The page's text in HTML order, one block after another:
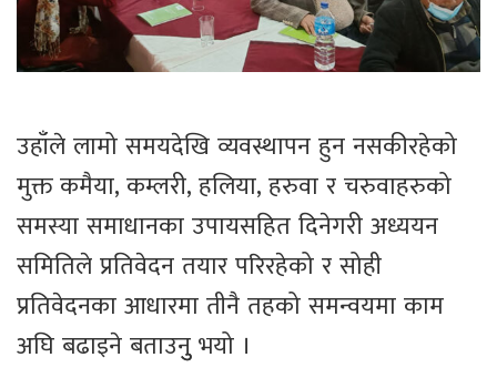
उहाँले लामो समयदेखि व्यवस्थापन हुन नसकीरहेको
मुक्त कमैया, कम्लरी, हलिया, हरुवा र चरुवाहरुको
समस्या समाधानका उपायसहित दिनेगरी अध्ययन
समितिले प्रतिवेदन तयार परिरहेको र सोही
प्रतिवेदनका आधारमा तीनै तहको समन्वयमा काम
अघि बढाइने बताउनुु भयो ।